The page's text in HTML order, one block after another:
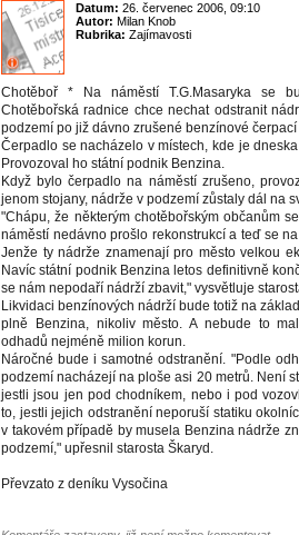
Datum: 26. červenec 2006, 09:10
Autor: Milan Knob
Rubrika: Zajímavosti
Chotěboř * Na náměstí T.G.Masaryka se
Chotěbořská radnice chce nechat odstranit
podzemí po již dávno zrušené benzínové
Čerpadlo se nacházelo v místech, kde je
Provozoval ho státní podnik Benzina.
Když bylo čerpadlo na náměstí zrušeno,
jenom stojany, nádrže v podzemí zůstaly dál na
"Chápu, že některým chotěbořským občanům
náměstí nedávno prošlo rekonstrukcí a teď se
Jenže ty nádrže znamenají pro město velkou
Navíc státní podnik Benzina letos definitivně
se nám nepodaří nádrží zbavit," vysvětluje
Likvidaci benzínových nádrží bude totiž na
plně Benzina, nikoliv město. A nebude to
odhadů nejméně milion korun.
Náročné bude i samotné odstranění. "Podle
podzemí nacházejí na ploše asi 20 metrů. Není
jestli jsou jen pod chodníkem, nebo i pod
to, jestli jejich odstranění neporuší statiku
v takovém případě by musela Benzina nádrže
podzemí," upřesnil starosta Škaryd.
Převzato z deníku Vysočina